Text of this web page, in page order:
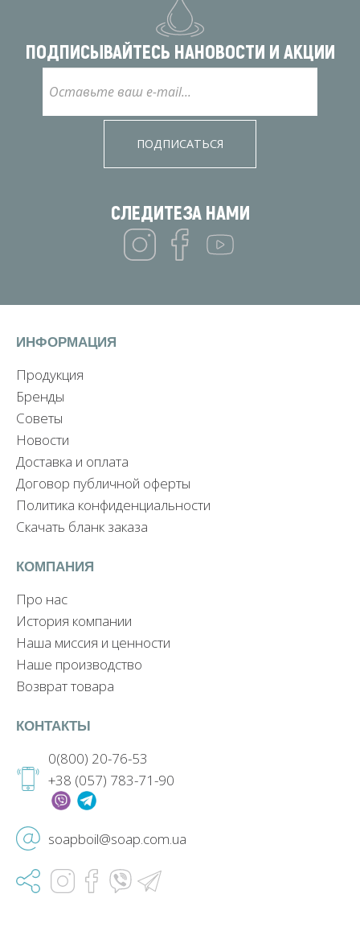
ПОДПИСЫВАЙТЕСЬ НАНОВОСТИ И АКЦИИ
ПОДПИСАТЬСЯ
СЛЕДИТЕЗА НАМИ
ИНФОРМАЦИЯ
Продукция
Бренды
Советы
Новости
Доставка и оплата
Договор публичной оферты
Политика конфиденциальности
Скачать бланк заказа
КОМПАНИЯ
Про нас
История компании
Наша миссия и ценности
Наше производство
Возврат товара
КОНТАКТЫ
0(800) 20-76-53
+38 (057) 783-71-90
soapboil@soap.com.ua